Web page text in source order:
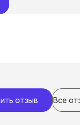
отзыв Все